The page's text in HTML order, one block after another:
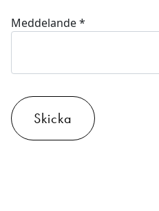
Meddelande*
Skicka